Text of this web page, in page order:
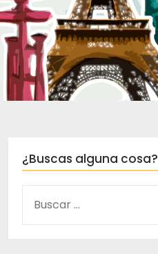
¿Buscas alguna cosa?